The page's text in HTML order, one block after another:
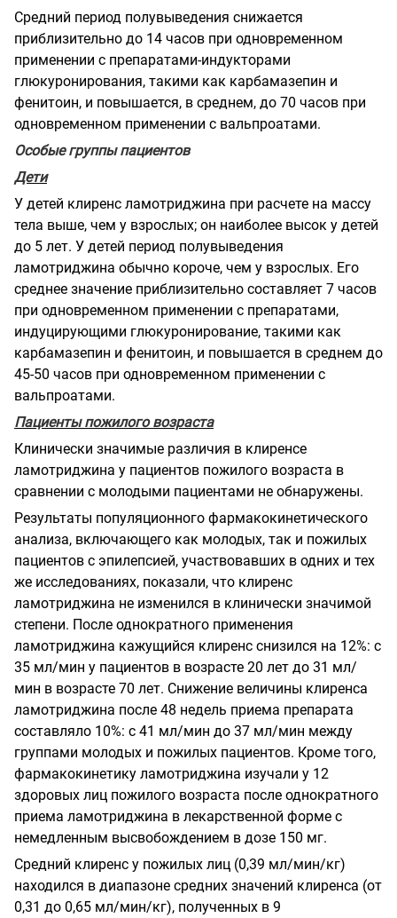
Средний период полувыведения снижается
приблизительно до 14 часов при одновременном
применении с препаратами-индукторами
глюкуронирования, такими как карбамазепин и
фенитоин, и повышается, в среднем, до 70 часов при
одновременном применении с вальпроатами.
Особые группы пациентов
Дети
У детей клиренс ламотриджина при расчете на массу
тела выше, чем у взрослых; он наиболее высок у детей
до 5 лет. У детей период полувыведения
ламотриджина обычно короче, чем у взрослых. Его
среднее значение приблизительно составляет 7 часов
при одновременном применении с препаратами,
индуцирующими глюкуронирование, такими как
карбамазепин и фенитоин, и повышается в среднем до
45-50 часов при одновременном применении с
вальпроатами.
Пациенты пожилого возраста
Клинически значимые различия в клиренсе
ламотриджина у пациентов пожилого возраста в
сравнении с молодыми пациентами не обнаружены.
Результаты популяционного фармакокинетического
анализа, включающего как молодых, так и пожилых
пациентов с эпилепсией, участвовавших в одних и тех
же исследованиях, показали, что клиренс
ламотриджина не изменился в клинически значимой
степени. После однократного применения
ламотриджина кажущийся клиренс снизился на 12%: с
35 мл/мин у пациентов в возрасте 20 лет до 31 мл/
мин в возрасте 70 лет. Снижение величины клиренса
ламотриджина после 48 недель приема препарата
составляло 10%: с 41 мл/мин до 37 мл/мин между
группами молодых и пожилых пациентов. Кроме того,
фармакокинетику ламотриджина изучали у 12
здоровых лиц пожилого возраста после однократного
приема ламотриджина в лекарственной форме с
немедленным высвобождением в дозе 150 мг.
Средний клиренс у пожилых лиц (0,39 мл/мин/кг)
находился в диапазоне средних значений клиренса (от
0,31 до 0,65 мл/мин/кг), полученных в 9